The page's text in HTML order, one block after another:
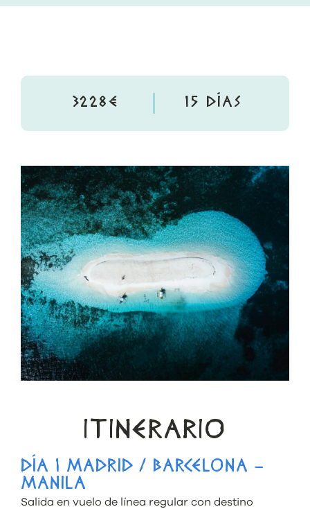
3228€ 15 DÍAS
ITINERARIO
DÍA 1 MADRID / BARCELONA –
MANILA
Salida en vuelo de línea regular con destino